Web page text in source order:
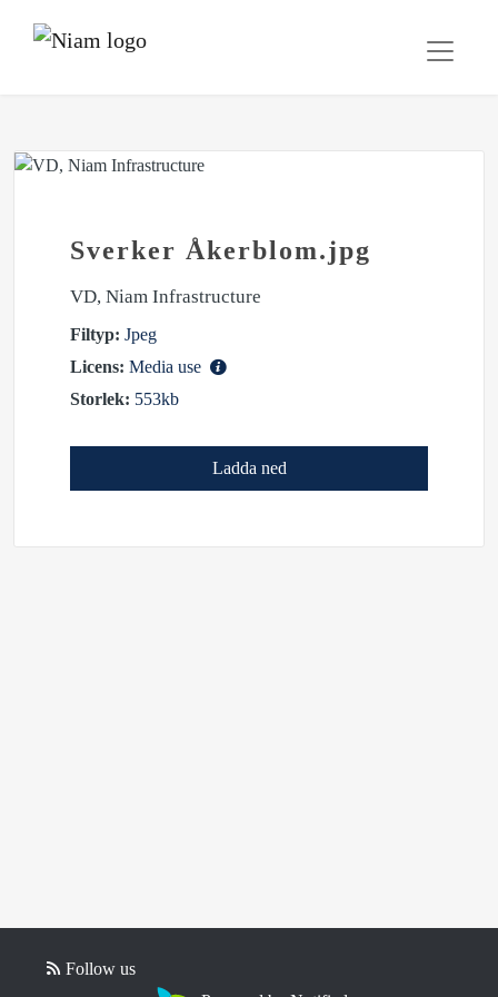
Sverker Åkerblom.jpg
VD, Niam Infrastructure
Filtyp: Jpeg
Licens: Media use
Storlek: 553kb
Ladda ned
Follow us